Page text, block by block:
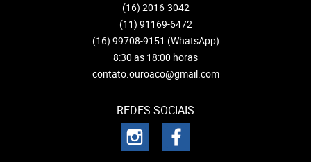
(16) 2016-3042
(11) 91169-6472
(16) 99708-9151 (WhatsApp)
8:30 as 18:00 horas
contato.ouroaco@gmail.com
REDES SOCIAIS